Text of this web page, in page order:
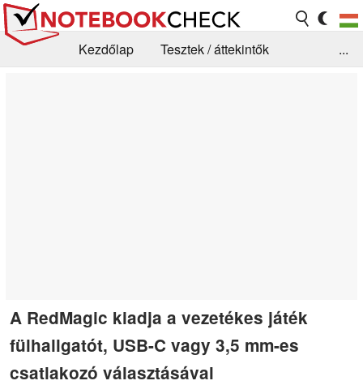
Kezdőlap
Tesztek / áttekintők
...
A RedMagic kiadja a vezetékes játék
fülhallgatót, USB-C vagy 3,5 mm-es
csatlakozó választásával